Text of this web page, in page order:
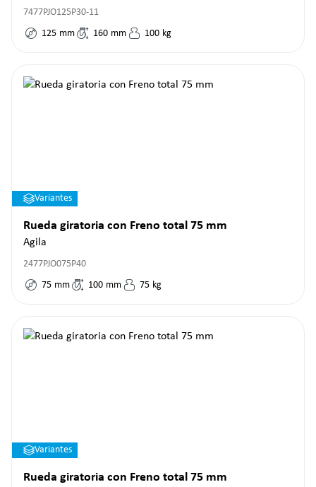
7477PJO125P30-11
125 mm 160 mm 100 kg
Variantes
Rueda giratoria con Freno total 75 mm
Agila
2477PJO075P40
75 mm 100 mm 75 kg
Variantes
Rueda giratoria con Freno total 75 mm